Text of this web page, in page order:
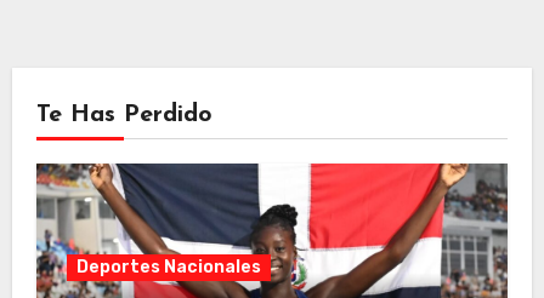
Te Has Perdido
Deportes Nacionales